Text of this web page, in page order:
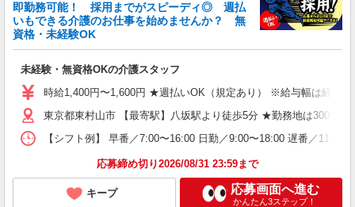
即勤務可能！ 採用までがスピーディ◎ 週払
いもできる介護のお仕事を始めませんか？ 無
資格・未経験OK
未経験・無資格OKの介護スタッフ
時給1,400円〜1,600円 ★週払いOK（規定あり） ※給与幅は経験・
東京都東村山市 【最寄駅】八坂駅より徒歩5分 ★勤務地は3000ヶ
【シフト例】 早番／7:00〜16:00 日勤／9:00〜18:00 遅番／
応募締め切り2026/08/31 23:59まで
キープ 応募画面へ進む
かんたん3ステップ！